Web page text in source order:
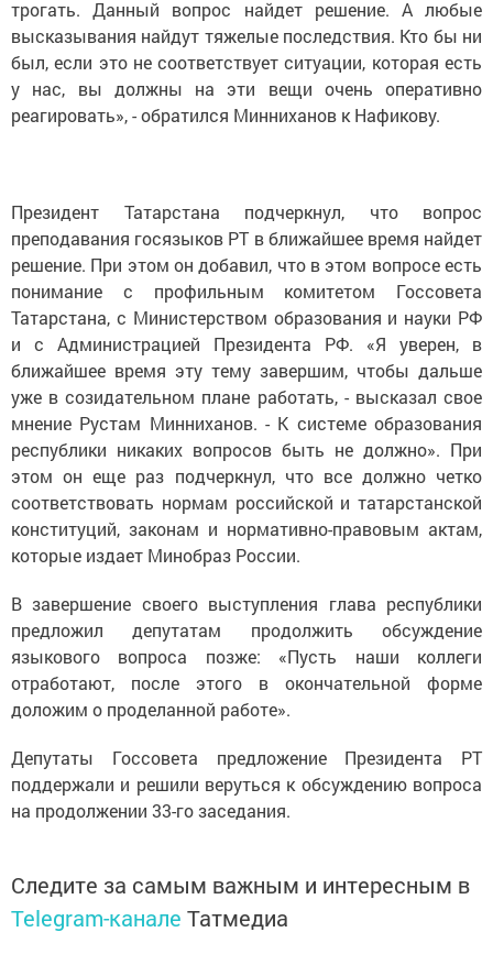
трогать. Данный вопрос найдет решение. А любые
высказывания найдут тяжелые последствия. Кто бы ни
был, если это не соответствует ситуации, которая есть
у нас, вы должны на эти вещи очень оперативно
реагировать», - обратился Минниханов к Нафикову.
Президент Татарстана подчеркнул, что вопрос
преподавания госязыков РТ в ближайшее время найдет
решение. При этом он добавил, что в этом вопросе есть
понимание с профильным комитетом Госсовета
Татарстана, с Министерством образования и науки РФ
и с Администрацией Президента РФ. «Я уверен, в
ближайшее время эту тему завершим, чтобы дальше
уже в созидательном плане работать, - высказал свое
мнение Рустам Минниханов. - К системе образования
республики никаких вопросов быть не должно». При
этом он еще раз подчеркнул, что все должно четко
соответствовать нормам российской и татарстанской
конституций, законам и нормативно-правовым актам,
которые издает Минобраз России.
В завершение своего выступления глава республики
предложил депутатам продолжить обсуждение
языкового вопроса позже: «Пусть наши коллеги
отработают, после этого в окончательной форме
доложим о проделанной работе».
Депутаты Госсовета предложение Президента РТ
поддержали и решили веруться к обсуждению вопроса
на продолжении 33-го заседания.
Следите за самым важным и интересным в
Telegram-канале Татмедиа